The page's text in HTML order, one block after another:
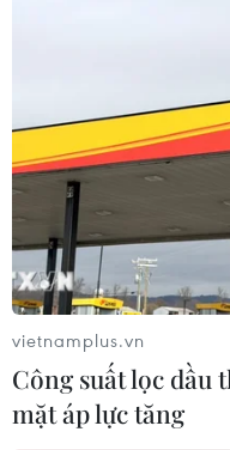
TIN CÙNG
Trường đại học sư
vietnamplus.vn
Công suất lọc dầu
mặt áp lực tăng